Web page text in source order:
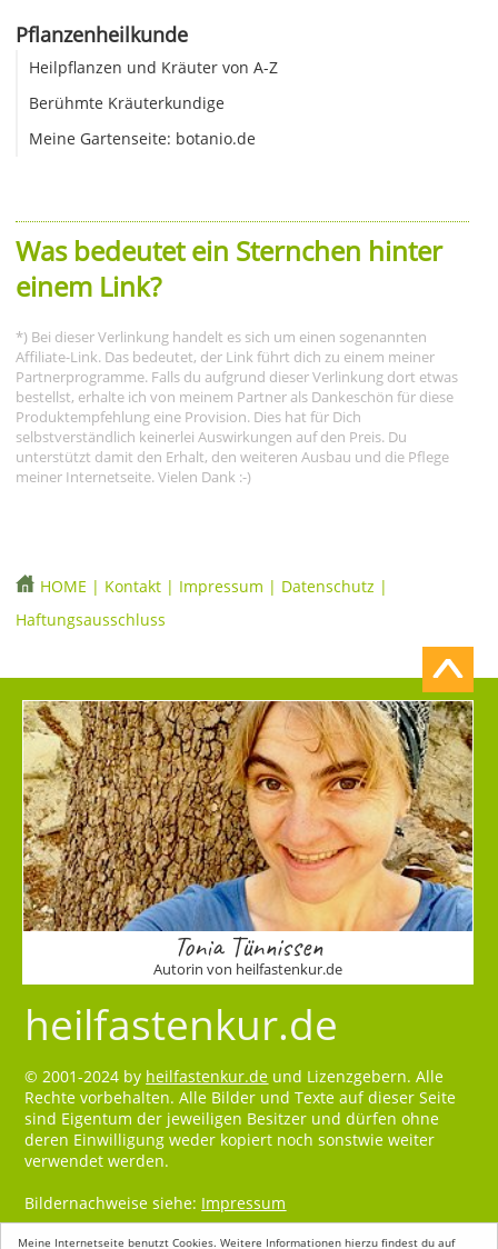
Meine Internetseite benutzt Cookies. Weitere Informationen hierzu findest du auf
Pflanzenheilkunde
Heilpflanzen und Kräuter von A-Z
Berühmte Kräuterkundige
Meine Gartenseite: botanio.de
Was bedeutet ein Sternchen hinter
einem Link?
*) Bei dieser Verlinkung handelt es sich um einen sogenannten
Affiliate-Link. Das bedeutet, der Link führt dich zu einem meiner
Partnerprogramme. Falls du aufgrund dieser Verlinkung dort etwas
bestellst, erhalte ich von meinem Partner als Dankeschön für diese
Produktempfehlung eine Provision. Dies hat für Dich
selbstverständlich keinerlei Auswirkungen auf den Preis. Du
unterstützt damit den Erhalt, den weiteren Ausbau und die Pflege
meiner Internetseite. Vielen Dank :-)
HOME | Kontakt | Impressum | Datenschutz |
Haftungsausschluss
Tonia Tünnissen
Autorin von heilfastenkur.de
heilfastenkur.de
© 2001-2024 by heilfastenkur.de und Lizenzgebern. Alle
Rechte vorbehalten. Alle Bilder und Texte auf dieser Seite
sind Eigentum der jeweiligen Besitzer und dürfen ohne
deren Einwilligung weder kopiert noch sonstwie weiter
verwendet werden.
Bildernachweise siehe: Impressum